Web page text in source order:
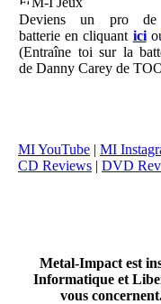
Deviens un pro
batterie en cliquant ici
(Entraîne toi sur la
de Danny Carey de
MI YouTube | MI
CD Reviews | DVD
Metal-Impact est
Informatique et
vous